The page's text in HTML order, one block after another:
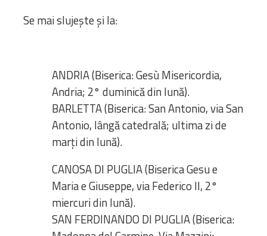
Se mai slujește și la:
ANDRIA (Biserica: Gesù Misericordia,
Andria; 2° duminică din lună).
BARLETTA (Biserica: San Antonio, via San
Antonio, lângă catedrală; ultima zi de
marți din lună).
CANOSA DI PUGLIA (Biserica Gesu e
Maria e Giuseppe, via Federico II, 2°
miercuri din lună).
SAN FERDINANDO DI PUGLIA (Biserica: